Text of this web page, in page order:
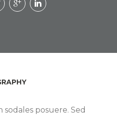
posuere. Sed